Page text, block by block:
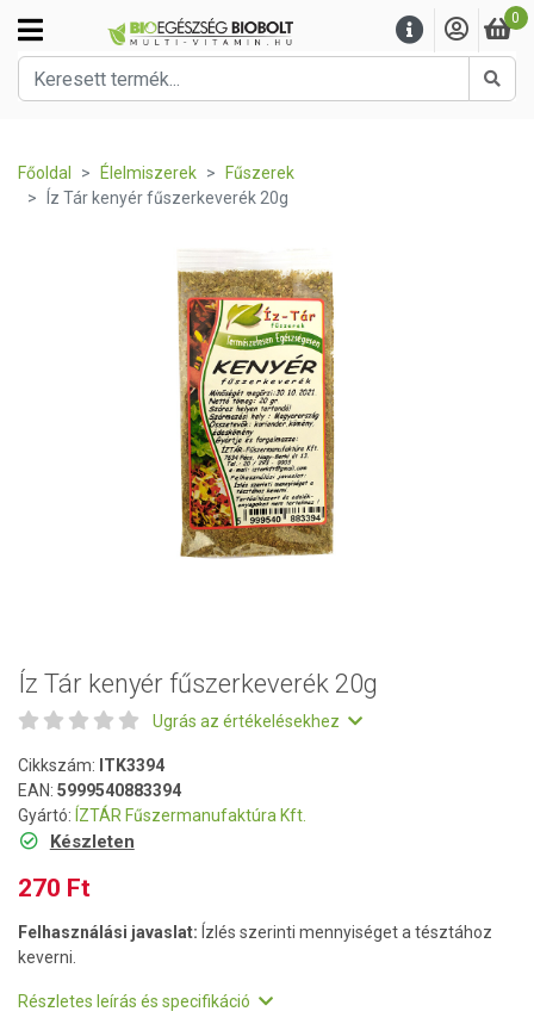
0
Főoldal Élelmiszerek
Fűszerek
Íz Tár kenyér fűszerkeverék 20g
Íz Tár kenyér fűszerkeverék 20g
Ugrás az értékelésekhez
Cikkszám: ITK3394
EAN: 5999540883394
Gyártó: ÍZTÁR Fűszermanufaktúra Kft.
Készleten
270 Ft
Felhasználási javaslat: Ízlés szerinti mennyiséget a tésztához
keverni.
Részletes leírás és specifikáció